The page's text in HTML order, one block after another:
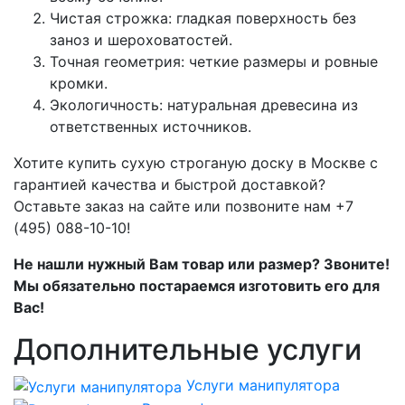
Чистая строжка: гладкая поверхность без
заноз и шероховатостей.
Точная геометрия: четкие размеры и ровные
кромки.
Экологичность: натуральная древесина из
ответственных источников.
Хотите купить сухую строганую доску в Москве с
гарантией качества и быстрой доставкой?
Оставьте заказ на сайте или позвоните нам +7
(495) 088-10-10!
Не нашли нужный Вам товар или размер? Звоните!
Мы обязательно постараемся изготовить его для
Вас!
Дополнительные услуги
Услуги манипулятора